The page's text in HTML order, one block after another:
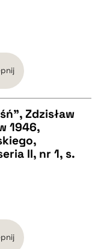
Zdzisław
1946,
II, nr 1, s.